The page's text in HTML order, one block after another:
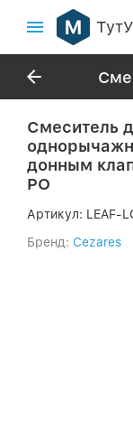
Смеситель
донным
PO
Артикул: LEAF-
Бренд: Cezares